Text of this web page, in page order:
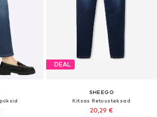
DEAL
SHEEGO
Kitsas Retuusteksad
20,29 €